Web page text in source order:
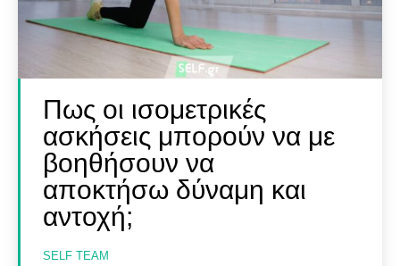
Αναζήτηση
Αναζήτηση
Πως οι ισομετρικές
ασκήσεις μπορούν να με
βοηθήσουν να
αποκτήσω δύναμη και
αντοχή;
SELF TEAM